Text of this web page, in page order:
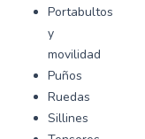
Portabultos
y
movilidad
Puños
Ruedas
Sillines